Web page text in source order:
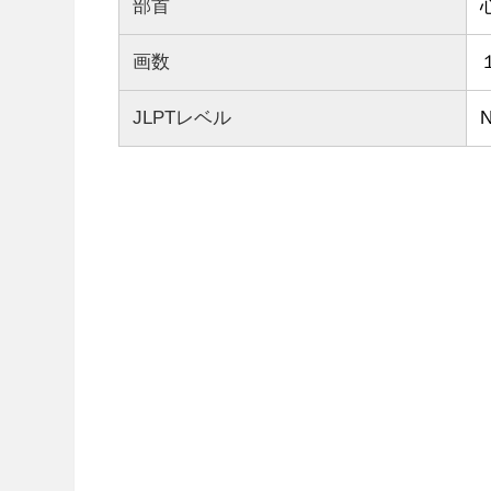
部首
画数
JLPTレベル